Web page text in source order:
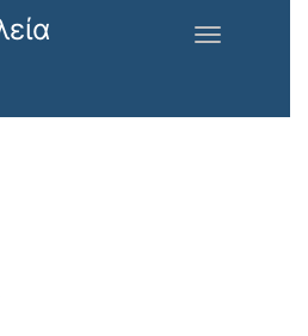
περιεχόμενο
Toggle